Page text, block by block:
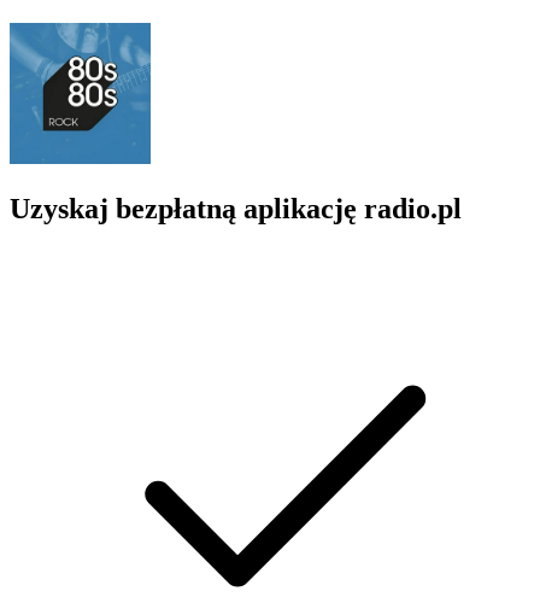
Uzyskaj bezpłatną aplikację radio.pl